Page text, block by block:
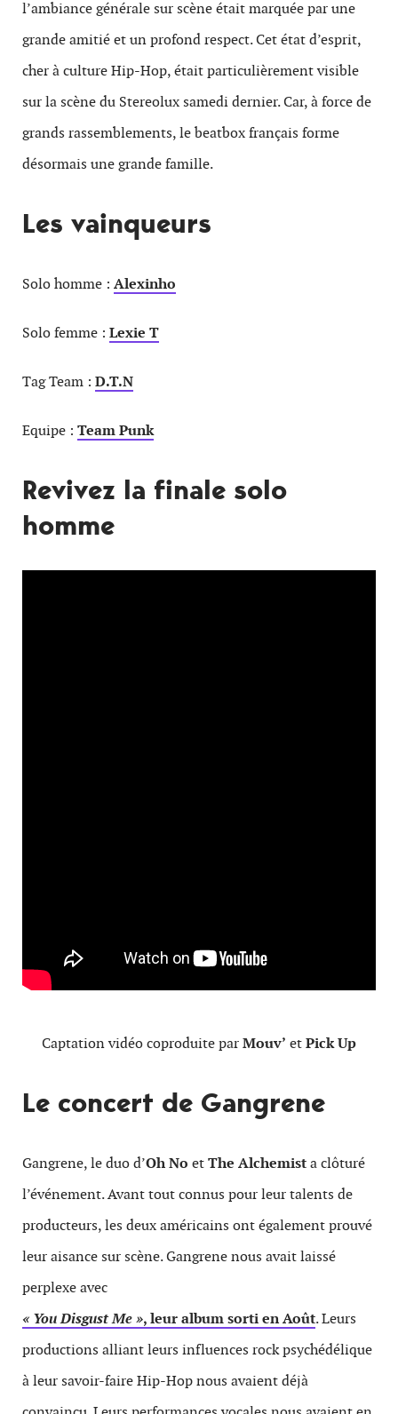
l’ambiance générale sur scène était marquée par une
grande amitié et un profond respect. Cet état d’esprit,
cher à culture Hip-Hop, était particulièrement visible
sur la scène du Stereolux samedi dernier. Car, à force de
grands rassemblements, le beatbox français forme
désormais une grande famille.
Les vainqueurs
Solo homme : Alexinho
Solo femme : Lexie T
Tag Team : D.T.N
Equipe : Team Punk
Revivez la finale solo
homme
Captation vidéo coproduite parMouv’ etPick Up
Le concert de Gangrene
Gangrene, le duo d’Oh No etThe Alchemista clôturé
l’événement. Avant tout connus pour leur talents de
producteurs, les deux américains ont également prouvé
leur aisance sur scène. Gangrene nous avait laissé
perplexe avec
« You Disgust Me », leur album sorti en Août. Leurs
productions alliant leurs influences rock psychédélique
à leur savoir-faire Hip-Hop nous avaient déjà